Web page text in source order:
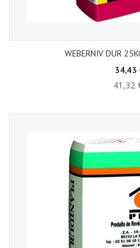
WEBERNIV DUR
34,43
41,32